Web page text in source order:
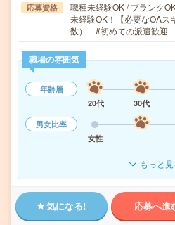
応募資格
職種未経験OK / ブランク
未経験OK！【必要なOAス
数） #初めての派遣歓迎
職場の雰囲気
年齢層
20代
30代
男女比率
女性
もっと
気になる! 応募へ進